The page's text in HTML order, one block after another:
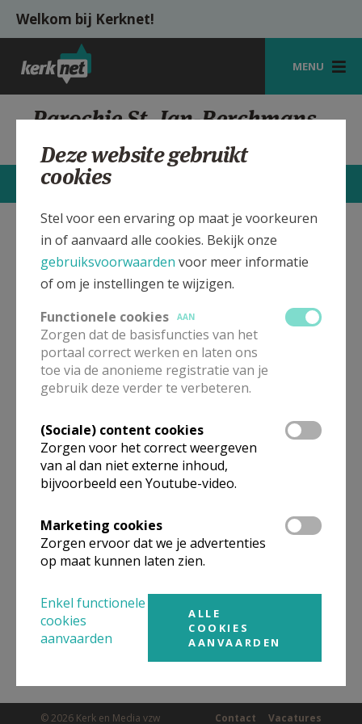
Overslaan en naar de inhoud gaan
Welkom bij Kerknet!
MENU
STARTPAGINA
VIERINGEN
SHOP
ZOEKEN
HULP
MIJN PAROCHIE
AANMELDEN OF REGISTREREN
Parochie St. Jan-Berchmans,
Diest
CONTACTEN
Verbergen
Sint Jan-Berchmans kerk Diest
de details voor het adres van de kerk, alsook een lijst met
kerken in de buurt.
ALLE DETAILS TONEN
Omgeving
Niet gevonden wat je zocht? Hier vind je
links naar kerken, eventueel van andere
organisaties, in de buurt.
© 2026 Kerk en Media vzw Vacatures
Contact
Deze website gebruikt
cookies
Stel voor een ervaring op maat je voorkeuren
in of aanvaard alle cookies. Bekijk onze
gebruiksvoorwaarden voor meer informatie
of om je instellingen te wijzigen.
Functionele cookies
AAN
Zorgen dat de basisfuncties van het
portaal correct werken en laten ons
toe via de anonieme registratie van je
gebruik deze verder te verbeteren.
(Sociale) content cookies
Zorgen voor het correct weergeven
van al dan niet externe inhoud,
bijvoorbeeld een Youtube-video.
Marketing cookies
Zorgen ervoor dat we je advertenties
op maat kunnen laten zien.
Enkel functionele
cookies
aanvaarden
ALLE
COOKIES
AANVAARDEN